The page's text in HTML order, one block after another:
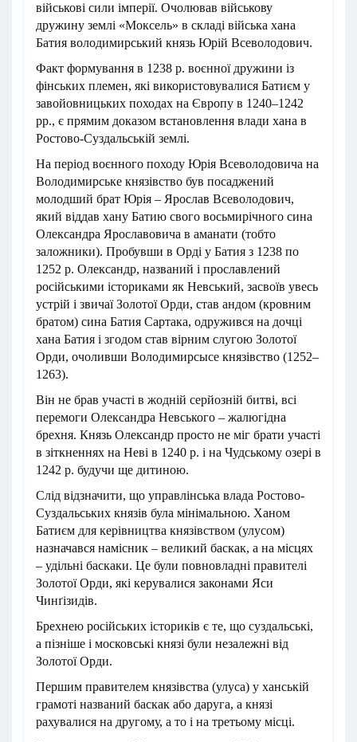
військові сили імперії. Очолював військову
дружину землі «Моксель» в складі війська хана
Батия володимирський князь Юрій Всеволодович.
Факт формування в 1238 р. воєнної дружини із
фінських племен, які використовувалися Батиєм у
завойовницьких походах на Європу в 1240–1242
рр., є прямим доказом встановлення влади хана в
Ростово-Суздальській землі.
На період воєнного походу Юрія Всеволодовича на
Володимирське князівство був посаджений
молодший брат Юрія – Ярослав Всеволодович,
який віддав хану Батию свого восьмирічного сина
Олександра Ярославовича в аманати (тобто
заложники). Пробувши в Орді у Батия з 1238 по
1252 р. Олександр, названий і прославлений
російськими істориками як Невський, засвоїв увесь
устрій і звичаї Золотої Орди, став андом (кровним
братом) сина Батия Сартака, одружився на дочці
хана Батия і згодом став вірним слугою Золотої
Орди, очоливши Володимирсысе князівство (1252–
1263).
Він не брав участі в жодній серйозній битві, всі
перемоги Олександра Невського – жалюгідна
брехня. Князь Олександр просто не міг брати участі
в зіткненнях на Неві в 1240 р. і на Чудському озері в
1242 р. будучи ще дитиною.
Слід відзначити, що управлінська влада Ростово-
Суздальських князів була мінімальною. Ханом
Батиєм для керівництва князівством (улусом)
назначався намісник – великий баскак, а на місцях
– удільні баскаки. Це були повновладні правителі
Золотої Орди, які керувалися законами Яси
Чинґізидів.
Брехнею російських істориків є те, що суздальські,
а пізніше і московські князі були незалежні від
Золотої Орди.
Першим правителем князівства (улуса) у ханській
грамоті названий баскак або даруга, а князі
рахувалися на другому, а то і на третьому місці.